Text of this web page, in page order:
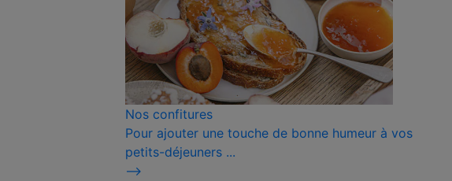
Nos confitures
Pour ajouter une touche de bonne humeur à vos
petits-déjeuners ...
⟶